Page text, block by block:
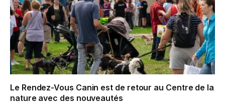
Le Rendez-Vous Canin est de retour au Centre de la
nature avec des nouveautés